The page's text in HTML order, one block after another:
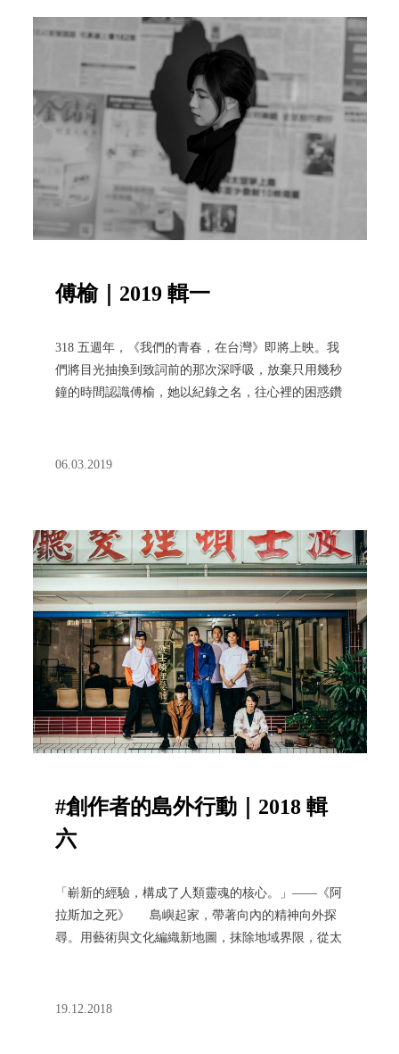
傅榆｜2019 輯一
318 五週年，《我們的青春，在台灣》即將上映。我
們將目光抽換到致詞前的那次深呼吸，放棄只用幾秒
鐘的時間認識傅榆，她以紀錄之名，往心裡的困惑鑽
06.03.2019
#創作者的島外行動｜2018 輯
六
「嶄新的經驗，構成了人類靈魂的核心。」——《阿
拉斯加之死》 島嶼起家，帶著向內的精神向外探
尋。用藝術與文化編織新地圖，抹除地域界限，從太
19.12.2018